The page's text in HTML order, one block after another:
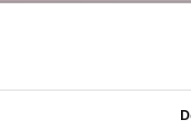
konkret ändert
sondern die Pflege
dabei:
zum Beispiel mit